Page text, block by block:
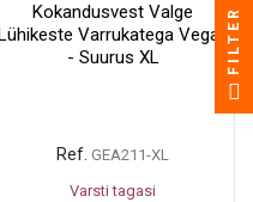
Kokandusvest Valge
Lühikeste Varrukatega Vegas
- Suurus XL
Ref. GEA211-XL
Varsti tagasi
FILTER